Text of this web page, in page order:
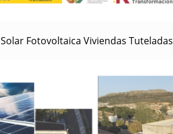
Solar Fotovoltaica Viviendas Tuteladas